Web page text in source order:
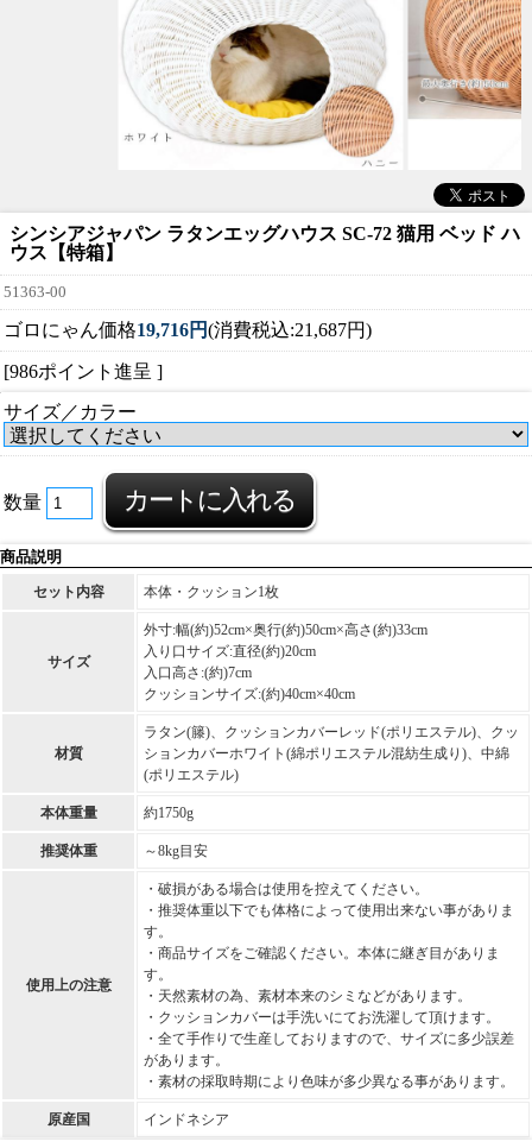
シンシアジャパン ラタンエッグハウス SC-72 猫用 ベッド ハ
ウス【特箱】
51363-00
ゴロにゃん価格19,716円(消費税込:21,687円)
[986ポイント進呈 ]
サイズ／カラー
数量
商品説明
セット内容 本体・クッション1枚
サイズ
外寸:幅(約)52cm×奥行(約)50cm×高さ(約)33cm
入り口サイズ:直径(約)20cm
入口高さ:(約)7cm
クッションサイズ:(約)40cm×40cm
材質
ラタン(籐)、クッションカバーレッド(ポリエステル)、クッ
ションカバーホワイト(綿ポリエステル混紡生成り)、中綿
(ポリエステル)
本体重量 約1750g
推奨体重 ～8kg目安
使用上の注意
・破損がある場合は使用を控えてください。
・推奨体重以下でも体格によって使用出来ない事がありま
す。
・商品サイズをご確認ください。本体に継ぎ目がありま
す。
・天然素材の為、素材本来のシミなどがあります。
・クッションカバーは手洗いにてお洗濯して頂けます。
・全て手作りで生産しておりますので、サイズに多少誤差
があります。
・素材の採取時期により色味が多少異なる事があります。
原産国 インドネシア